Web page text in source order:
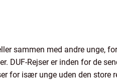
sammen med andre unge,
DUF-Rejser er inden for de
for især unge uden den store